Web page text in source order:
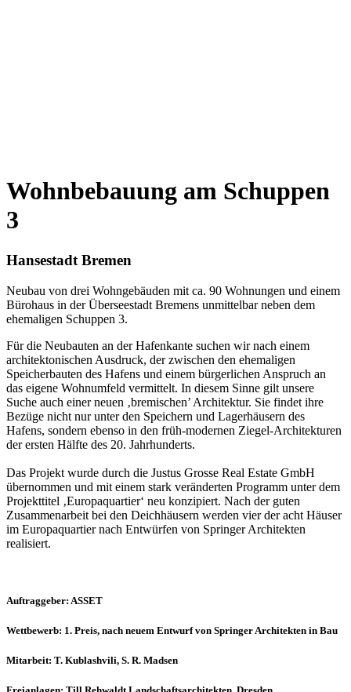
Wohnbebauung am Schuppen
3
Hansestadt Bremen
Neubau von drei Wohngebäuden mit ca. 90 Wohnungen und einem
Bürohaus in der Überseestadt Bremens unmittelbar neben dem
ehemaligen Schuppen 3.
Für die Neubauten an der Hafenkante suchen wir nach einem
architektonischen Ausdruck, der zwischen den ehemaligen
Speicherbauten des Hafens und einem bürgerlichen Anspruch an
das eigene Wohnumfeld vermittelt. In diesem Sinne gilt unsere
Suche auch einer neuen ‚bremischen’ Architektur. Sie findet ihre
Bezüge nicht nur unter den Speichern und Lagerhäusern des
Hafens, sondern ebenso in den früh-modernen Ziegel-Architekturen
der ersten Hälfte des 20. Jahrhunderts.
Das Projekt wurde durch die Justus Grosse Real Estate GmbH
übernommen und mit einem stark veränderten Programm unter dem
Projekttitel ‚Europaquartier‘ neu konzipiert. Nach der guten
Zusammenarbeit bei den Deichhäusern werden vier der acht Häuser
im Europaquartier nach Entwürfen von Springer Architekten
realisiert.
Auftraggeber: ASSET
Wettbewerb: 1. Preis, nach neuem Entwurf von Springer Architekten in Bau
Mitarbeit: T. Kublashvili, S. R. Madsen